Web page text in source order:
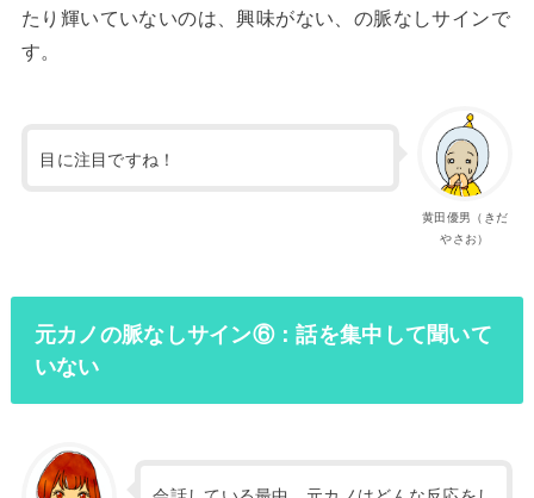
たり輝いていないのは、興味がない、の脈なしサインで
す。
黄田優男（きだ
やさお）
目に注目ですね！
元カノの脈なしサイン⑥：話を集中して聞いて
いない